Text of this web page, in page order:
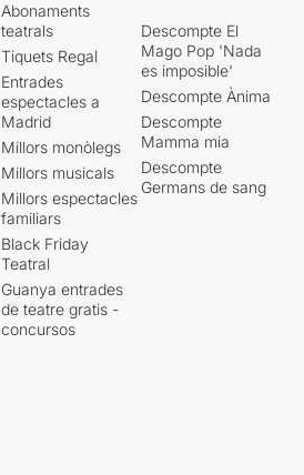
Abonaments
teatrals
Tiquets Regal
Entrades
espectacles a
Madrid
Millors monòlegs
Millors musicals
Millors espectacles
familiars
Black Friday
Teatral
Guanya entrades
de teatre gratis -
concursos
Descompte El
Mago Pop 'Nada
es imposible'
Descompte Ànima
Descompte
Mamma mia
Descompte
Germans de sang